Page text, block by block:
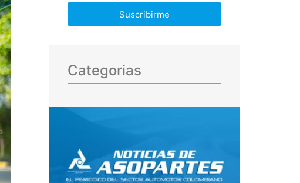
Suscribirme
Categorias